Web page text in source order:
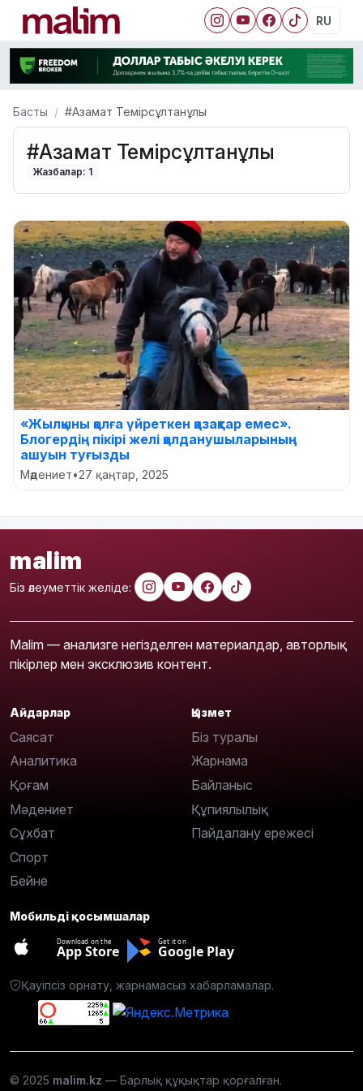
RU
Басты #Азамат Темірсұлтанұлы
#Азамат Темірсұлтанұлы
Жазбалар: 1
«Жылқыны қолға үйреткен қазақтар емес».
Блогердің пікірі желі қолданушыларының
ашуын туғызды
Мәдениет•27 қаңтар, 2025
malim
Біз әлеуметтік желіде:
Malim — анализге негізделген материалдар, авторлық
пікірлер мен эксклюзив контент.
Айдарлар
Саясат
Аналитика
Қоғам
Мәдениет
Сұхбат
Спорт
Бейне
Қызмет
Біз туралы
Жарнама
Байланыс
Құпиялылық
Пайдалану ережесі
Мобильді қосымшалар
Download on the
App Store
Get it on
Google Play
Қауіпсіз орнату, жарнамасыз хабарламалар.
© 2025 malim.kz — Барлық құқықтар қорғалған.